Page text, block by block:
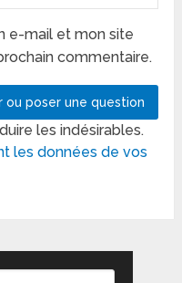
e-mail et mon site
commentaire.
les indésirables.
les données de vos